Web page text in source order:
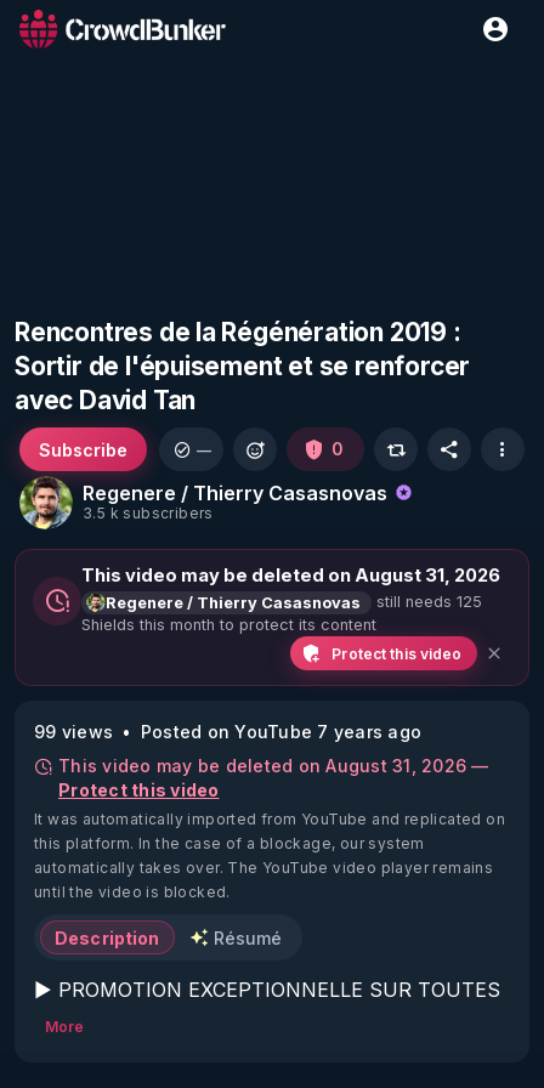
Rencontres de la Régénération 2019 :
Sortir de l'épuisement et se renforcer
avec David Tan
Regenere / Thierry Casasnovas
3.5 k subscribers
Subscribe — 0
This video may be deleted on August 31, 2026
Regenere / Thierry Casasnovas
still needs 125
Shields this month to protect its content
Protect this video
99 views
Posted on YouTube 7 years ago
This video may be deleted on August 31, 2026 —
Protect this video
It was automatically imported from YouTube and replicated on
this platform. In the case of a blockage, our system
automatically takes over. The YouTube video player remains
until the video is blocked.
Description Résumé
▶ PROMOTION EXCEPTIONNELLE SUR TOUTES
LES FORMATIONS RGNR JUSQU'AU 7
More